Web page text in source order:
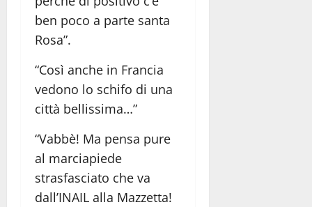
ben poco a parte santa
Rosa”.
“Così anche in Francia
vedono lo schifo di una
città bellissima…”
“Vabbè! Ma pensa pure
al marciapiede
strasfasciato che va
dall’INAIL alla Mazzetta!